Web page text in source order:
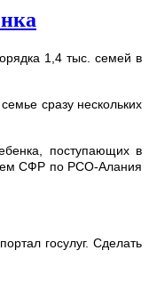
1,4 тыс. семей в
сразу нескольких
поступающих в
СФР по РСО-Алания
госулуг. Сделать